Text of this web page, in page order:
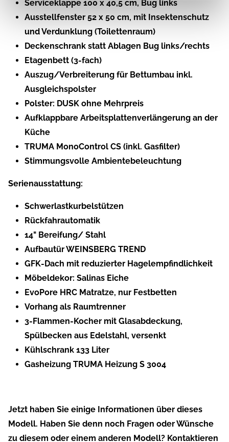
Serviceklappe 100 x 40,5 cm, Bug links
Ausstellfenster 52 x 50 cm, mit Insektenschutz
und Verdunklung (Toilettenraum)
Deckenschrank statt Ablagen Bug links/rechts
Etagenbett (3-fach)
Auszug/Verbreiterung für Bettumbau inkl.
Ausgleichspolster
Polster: DUSK ohne Mehrpreis
Aufklappbare Arbeitsplattenverlängerung an der
Küche
TRUMA MonoControl CS (inkl. Gasfilter)
Stimmungsvolle Ambientebeleuchtung
Serienausstattung:
Schwerlastkurbelstützen
Rückfahrautomatik
14" Bereifung/ Stahl
Aufbautür WEINSBERG TREND
GFK-Dach mit reduzierter Hagelempfindlichkeit
Möbeldekor: Salinas Eiche
EvoPore HRC Matratze, nur Festbetten
Vorhang als Raumtrenner
3-Flammen-Kocher mit Glasabdeckung,
Spülbecken aus Edelstahl, versenkt
Kühlschrank 133 Liter
Gasheizung TRUMA Heizung S 3004
Jetzt haben Sie einige Informationen über dieses
Modell. Haben Sie denn noch Fragen oder Wünsche
zu diesem oder einem anderen Modell? Kontaktieren